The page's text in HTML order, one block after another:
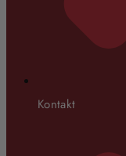
Kontakt